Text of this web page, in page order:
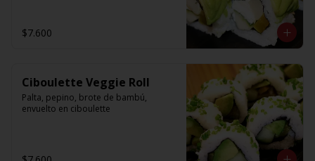
$7.600
Ciboulette Veggie Roll
Palta, pepino, brote de bambú,
envuelto en ciboulette